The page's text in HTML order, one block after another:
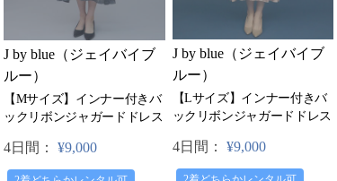
J by blue（ジェイバイブ
ルー）
【Mサイズ】インナー付きバ
ックリボンジャガードドレス
4日間： ¥9,000
J by blue（ジェイバイブ
ルー）
【Lサイズ】インナー付きバ
ックリボンジャガードドレス
4日間： ¥9,000